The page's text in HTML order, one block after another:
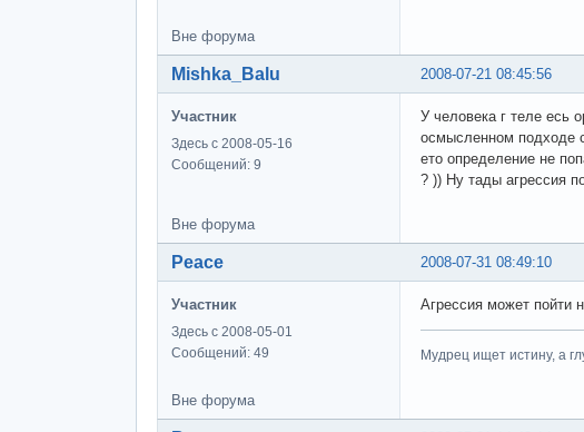
Вне форума
2008-07-21 08:45:56
Mishka_Balu
Участник
Здесь с 2008-05-16
Сообщений: 9
У человека г теле есь
осмысленном подходе
ето определение не
? )) Ну тады агрессия
Вне форума
2008-07-31 08:49:10
Peace
Участник
Здесь с 2008-05-01
Сообщений: 49
Агрессия может пойти
Мудрец ищет истину, а
Вне форума